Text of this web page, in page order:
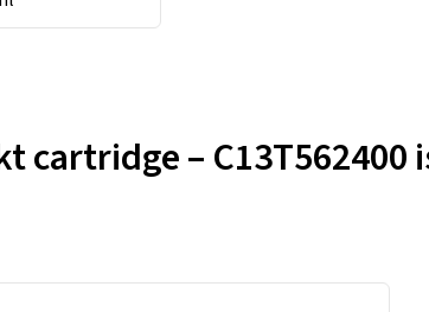
cartridge –